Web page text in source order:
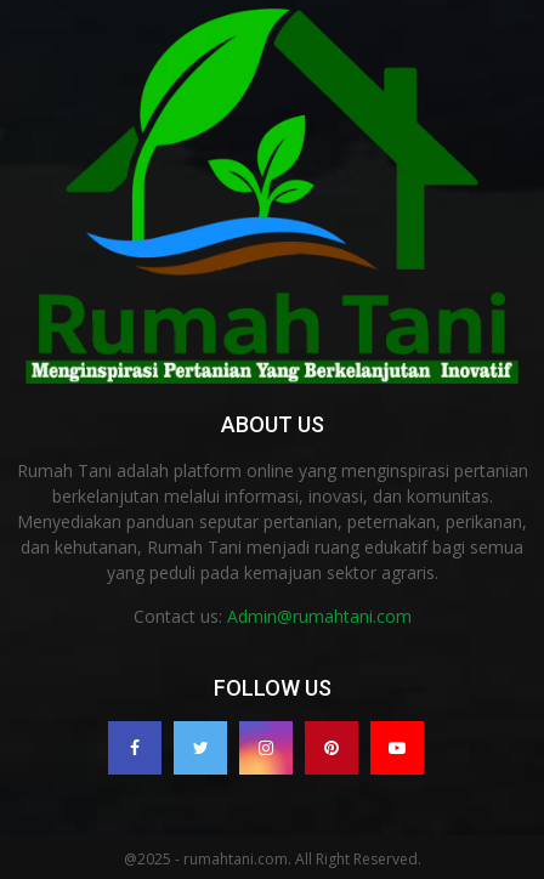
ABOUT US
Rumah Tani adalah platform online yang menginspirasi pertanian
berkelanjutan melalui informasi, inovasi, dan komunitas.
Menyediakan panduan seputar pertanian, peternakan, perikanan,
dan kehutanan, Rumah Tani menjadi ruang edukatif bagi semua
yang peduli pada kemajuan sektor agraris.
Contact us: Admin@rumahtani.com
FOLLOW US
@2025 - rumahtani.com. All Right Reserved.